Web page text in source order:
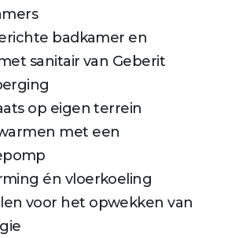
badkamer en
sanitair van Geberit
op eigen terrein
met een
én vloerkoeling
voor het opwekken van